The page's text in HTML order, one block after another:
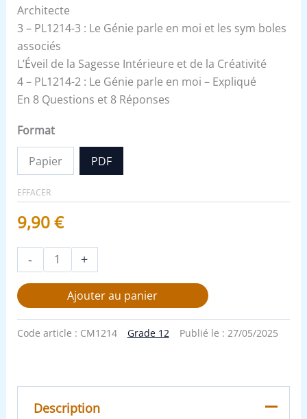
Architecte
3 – PL1214-3 : Le Génie parle en moi et les sym boles
associés
L’Éveil de la Sagesse Intérieure et de la Créativité
4 – PL1214-2 : Le Génie parle en moi – Expliqué
En 8 Questions et 8 Réponses
Format
Papier PDF
EFFACER
9,90€
- +
Ajouter au panier
Code article : CM1214 Grade 12 Publié le : 27/05/2025
Description